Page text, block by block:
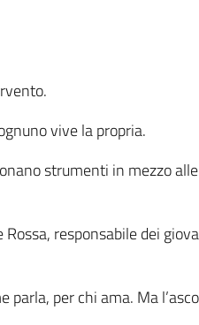
vive la propria.
strumenti in mezzo
responsabile dei
parla, per chi ama. Ma